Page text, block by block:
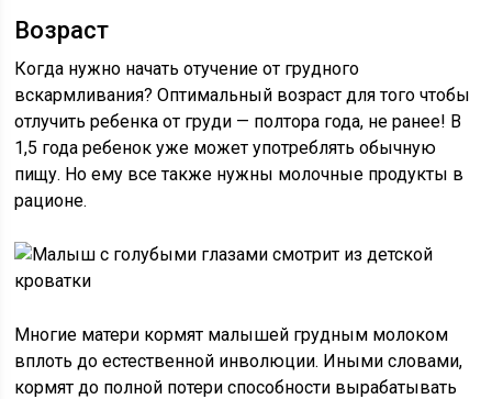
Возраст
Когда нужно начать отучение от грудного
вскармливания? Оптимальный возраст для того чтобы
отлучить ребенка от груди — полтора года, не ранее! В
1,5 года ребенок уже может употреблять обычную
пищу. Но ему все также нужны молочные продукты в
рационе.
Многие матери кормят малышей грудным молоком
вплоть до естественной инволюции. Иными словами,
кормят до полной потери способности вырабатывать